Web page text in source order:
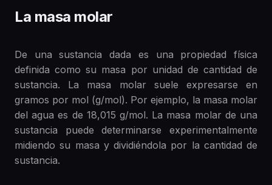
La masa molar
De una sustancia dada es una propiedad física
definida como su masa por unidad de cantidad de
sustancia. La masa molar suele expresarse en
gramos por mol (g/mol). Por ejemplo, la masa molar
del agua es de 18,015 g/mol. La masa molar de una
sustancia puede determinarse experimentalmente
midiendo su masa y dividiéndola por la cantidad de
sustancia.